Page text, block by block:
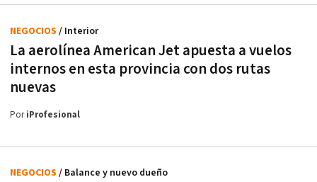
La aerolínea American Jet apuesta a vuelos
internos en esta provincia con dos rutas
nuevas
NEGOCIOS / Interior
PoriProfesional
NEGOCIOS / Balance y nuevo dueño